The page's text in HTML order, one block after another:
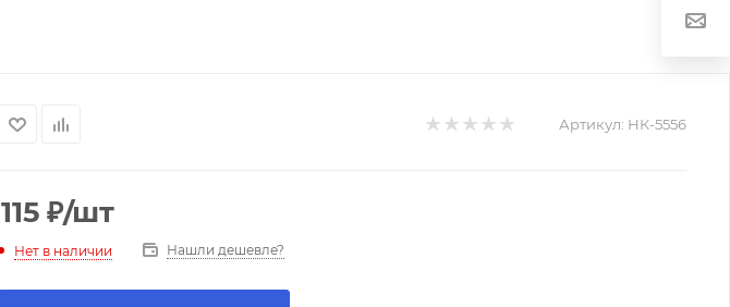
Артикул: НК-5556
115 ₽/шт
Нет в наличии Нашли дешевле?